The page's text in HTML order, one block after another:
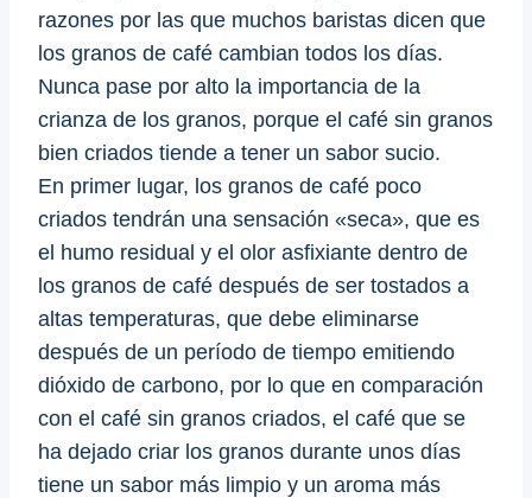
razones por las que muchos baristas dicen que
los granos de café cambian todos los días.
Nunca pase por alto la importancia de la
crianza de los granos, porque el café sin granos
bien criados tiende a tener un sabor sucio.
En primer lugar, los granos de café poco
criados tendrán una sensación «seca», que es
el humo residual y el olor asfixiante dentro de
los granos de café después de ser tostados a
altas temperaturas, que debe eliminarse
después de un período de tiempo emitiendo
dióxido de carbono, por lo que en comparación
con el café sin granos criados, el café que se
ha dejado criar los granos durante unos días
tiene un sabor más limpio y un aroma más